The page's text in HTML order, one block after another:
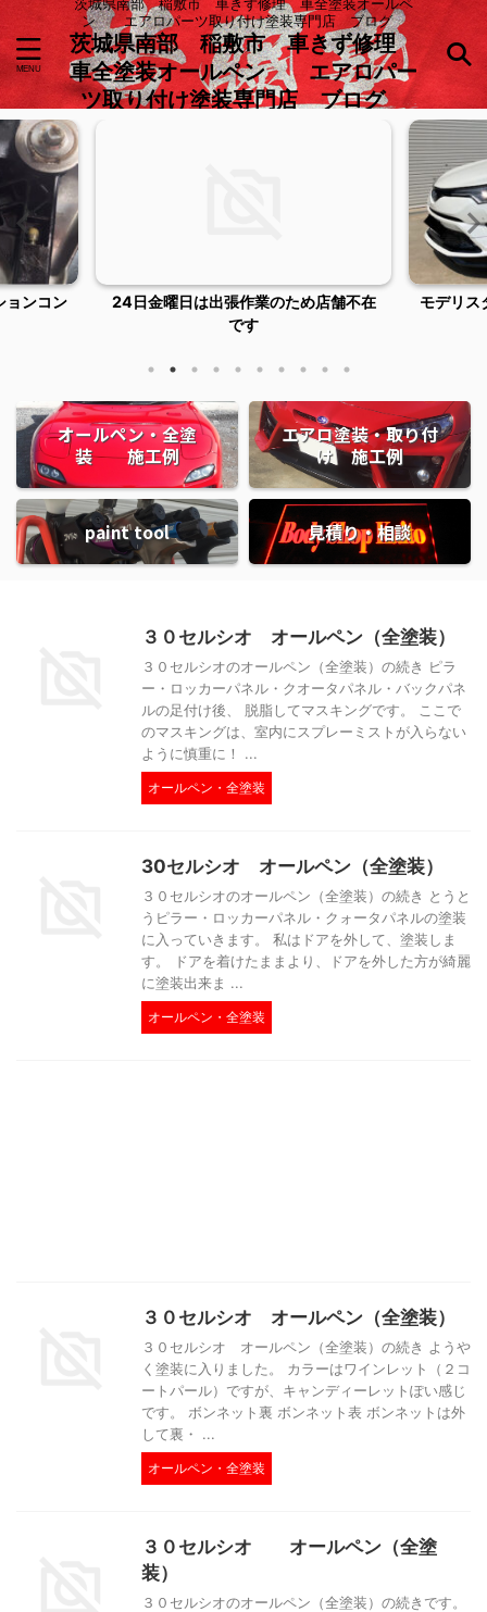
ン エアロパーツ取り付け塗装専門店 ブログ
茨城県南部 稲敷市 車きず修理
車全塗装オールペン エアロパー
ツ取り付け塗装専門店 ブログ
ンコン
24日金曜日は出張作業のため店舗不在
です
モデリス
オールペン・全塗
装 施工例
エアロ塗装・取り付
け 施工例
paint tool 見積り・相談
３０セルシオ オールペン（全塗装）
３０セルシオのオールペン（全塗装）の続き ピラ
ー・ロッカーパネル・クオータパネル・バックパネ
ルの足付け後、 脱脂してマスキングです。 ここで
のマスキングは、室内にスプレーミストが入らない
ように慎重に！ ...
オールペン・全塗装
30セルシオ オールペン（全塗装）
３０セルシオのオールペン（全塗装）の続き とうと
うピラー・ロッカーパネル・クォータパネルの塗装
に入っていきます。 私はドアを外して、塗装しま
す。 ドアを着けたままより、ドアを外した方が綺麗
に塗装出来ま ...
オールペン・全塗装
３０セルシオ オールペン（全塗装）
３０セルシオ オールペン（全塗装）の続き ようや
く塗装に入りました。 カラーはワインレット（２コ
ートパール）ですが、キャンディーレットぽい感じ
です。 ボンネット裏 ボンネット表 ボンネットは外
して裏・ ...
オールペン・全塗装
３０セルシオ オールペン（全塗
装）
３０セルシオのオールペン（全塗装）の続きです。